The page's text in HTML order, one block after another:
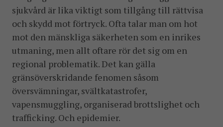
sjukvård är lika viktigt som tillgång till rättvisa
och skydd mot förtryck. Ofta talar man om hot
mot den mänskliga säkerheten som en inrikes
utmaning, men allt oftare rör det sig om en
regional problematik. Det kan gälla
gränsöverskridande fenomen såsom
översvämningar, svältkatastrofer,
vapensmuggling, organiserad brottslighet och
trafficking. Och epidemier.